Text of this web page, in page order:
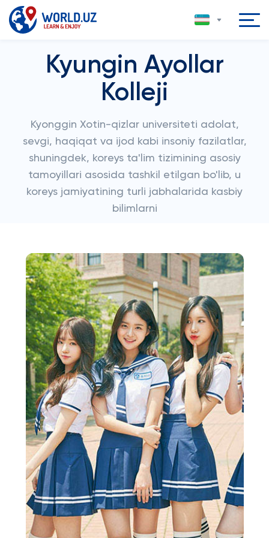
Kyungin Ayollar
Kolleji
Kyonggin Xotin-qizlar universiteti adolat,
sevgi, haqiqat va ijod kabi insoniy fazilatlar,
shuningdek, koreys ta'lim tizimining asosiy
tamoyillari asosida tashkil etilgan bo'lib, u
koreys jamiyatining turli jabhalarida kasbiy
bilimlarni